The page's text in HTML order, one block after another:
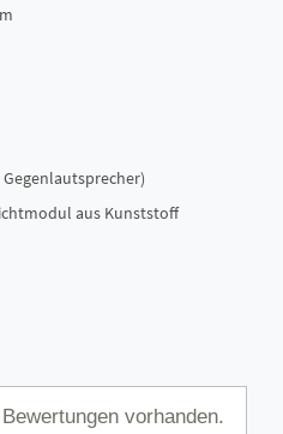
aus Kunststoff
vorhanden.